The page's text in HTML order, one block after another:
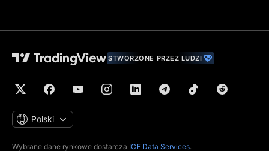
STWORZONE PRZEZ LUDZI
Polski
Wybrane dane rynkowe dostarcza ICE Data Services.